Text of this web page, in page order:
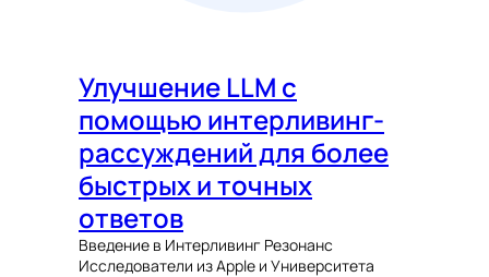
Улучшение LLM с
помощью интерливинг-
рассуждений для более
быстрых и точных
ответов
Введение в Интерливинг Резонанс
Исследователи из Apple и Университета